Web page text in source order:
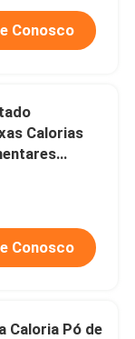
Conosco
Calorias
Conosco
Caloria Pó de